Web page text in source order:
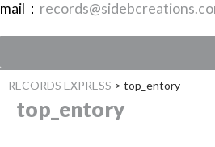
mail：
RECORDS EXPRESS > top_entory
top_entory